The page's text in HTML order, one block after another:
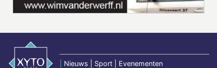
Nieuws | Sport | Evenementen